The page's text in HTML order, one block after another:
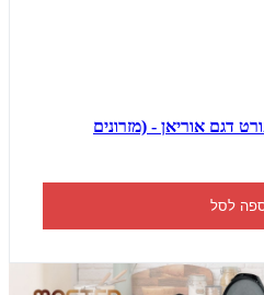
דגם אוריאן - (מזרונים
לסל